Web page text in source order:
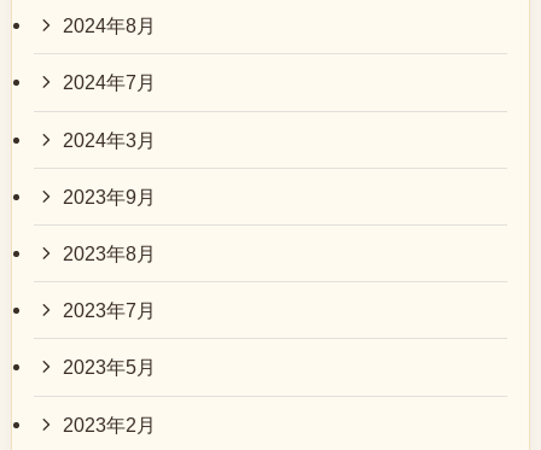
2024年8月
2024年7月
2024年3月
2023年9月
2023年8月
2023年7月
2023年5月
2023年2月